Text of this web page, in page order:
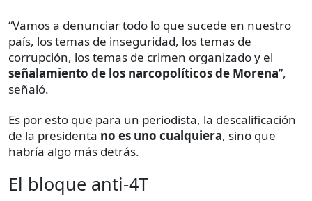
“Vamos a denunciar todo lo que sucede en nuestro
país, los temas de inseguridad, los temas de
corrupción, los temas de crimen organizado y el
señalamiento de los narcopolíticos de Morena”,
señaló.
Es por esto que para un periodista, la descalificación
de la presidenta no es uno cualquiera, sino que
habría algo más detrás.
El bloque anti-4T